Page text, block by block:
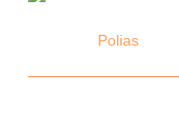
Polias